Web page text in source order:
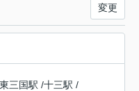
変更
東三国駅 /十三駅 /